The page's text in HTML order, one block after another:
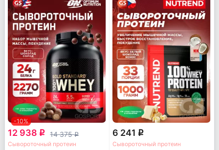
-10%
12 938 q 14 375q
Сывороточный протеин
6 241 q
Сывороточный протеин